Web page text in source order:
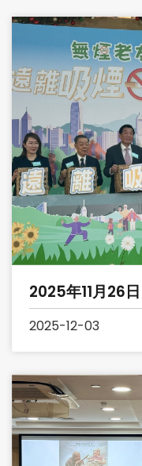
2025年11月26
2025-12-03